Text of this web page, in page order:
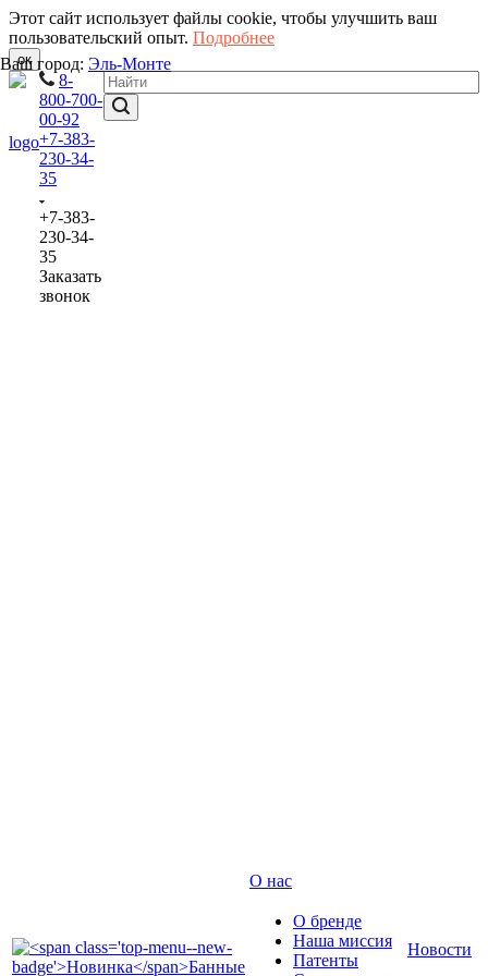
Этот сайт использует файлы cookie, чтобы улучшить ваш
пользовательский опыт. Подробнее
ок
8-
800-700-
00-92
+7-383-
230-34-
35
+7-383-
230-34-
35
Заказать
звонок
Ваш город: Эль-Монте
О нас
О бренде
Наша миссия
Патенты
Новости